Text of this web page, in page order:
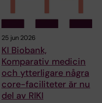
25 jun 2026
KI Biobank,
Komparativ medicin
och ytterligare några
core-faciliteter är nu
del av RIKI